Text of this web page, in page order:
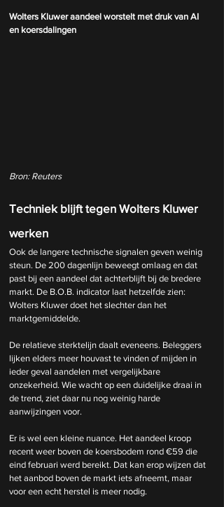
Wolters Kluwer aandeel worstelt met druk van AI
en koersdalingen
Bron: Reuters
Techniek blijft tegen Wolters Kluwer
werken
Ook de langere technische signalen geven weinig
steun. De 200 dagenlijn beweegt omlaag en dat
past bij een aandeel dat achterblijft bij de bredere
markt. De B.O.B. indicator laat hetzelfde zien:
Wolters Kluwer doet het slechter dan het
marktgemiddelde.
De relatieve sterktelijn daalt eveneens. Beleggers
lijken elders meer houvast te vinden of mijden in
ieder geval aandelen met vergelijkbare
onzekerheid. Wie wacht op een duidelijke draai in
de trend, ziet daar nu nog weinig harde
aanwijzingen voor.
Er is wel een kleine nuance. Het aandeel kroop
recent weer boven de koersbodem rond €59 die
eind februari werd bereikt. Dat kan erop wijzen dat
het aanbod boven de markt iets afneemt, maar
voor een echt herstel is meer nodig.